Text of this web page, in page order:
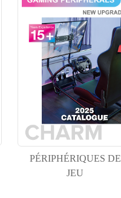
PÉRIPHÉRIQUES DE
JEU